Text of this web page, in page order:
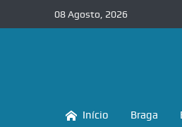
08 Agosto, 2026
Início Braga